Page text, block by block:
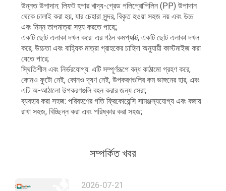
উন্নত উপাদান: লিফট হপার খাদ্য-গ্রেড পলিপ্রোপিলিন (PP) উপাদান
থেকে ঢালাই করা হয়, যার চেহারা সুন্দর, বিকৃত হওয়া সহজ নয় এবং উচ্চ
এবং নিম্ন তাপমাত্রা সহ্য করতে পারে;;
একটি ছোট এলাকা দখল করে: এর গঠন কমপ্যাক্ট, একটি ছোট এলাকা দখল
করে, উচ্চতা এবং বাহ্যিক মাত্রা গ্রাহকের চাহিদা অনুযায়ী কাস্টমাইজ করা
যেতে পারে;
স্থিতিশীল এবং নির্ভরযোগ্য: এটি সম্পূর্ণরূপে বন্ধ কাঠামো গ্রহণ করে,
কোনও ফুটো নেই, কোনও দূষণ নেই, উপকরণগুলির কম ভাঙ্গনের হার, এবং
এটি অ-আঠালো উপকরণগুলি বহন করার জন্য সেরা;
ব্যবহার করা সহজ: পরিবহণের গতি ফ্রিকোয়েন্সি সামঞ্জস্যযোগ্য এবং বজায়
রাখা সহজ, বিচ্ছিন্ন করা এবং পরিষ্কার করা সহজ;
সম্পর্কিত খবর
2026-07-21